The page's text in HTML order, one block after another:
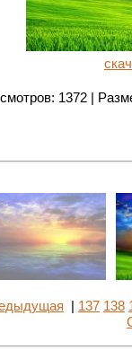
1372 |
137 138